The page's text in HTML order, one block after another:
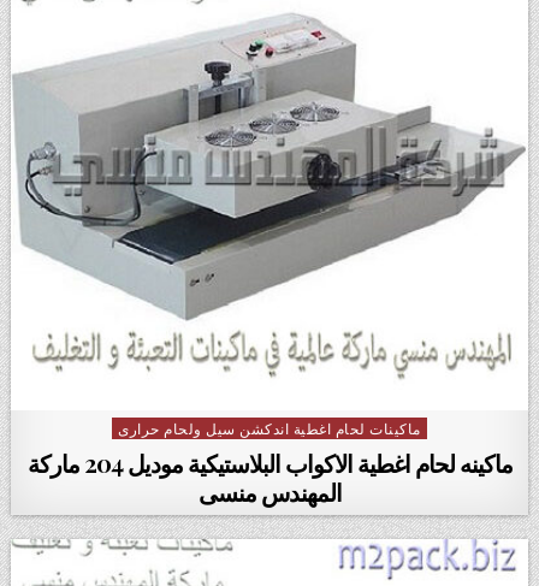
Posted in
ماكينات لحام اغطية اندكشن سيل ولحام حرارى
ماكينه لحام اغطية الاكواب البلاستيكية موديل 204 ماركة
المهندس منسى